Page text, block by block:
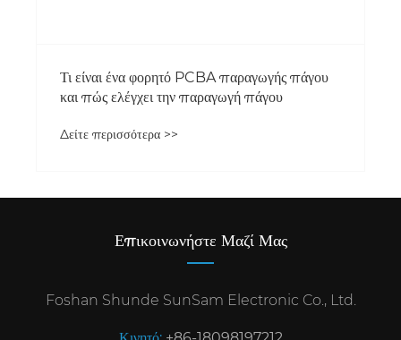
Επικοινωνήστε Μαζί Μας
Foshan Shunde SunSam Electronic Co., Ltd.